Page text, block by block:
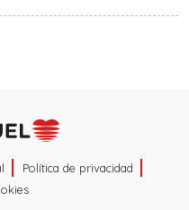
Política de privacidad